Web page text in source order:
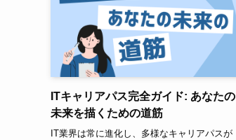
ITキャリアパス完全ガイド: あなたの
未来を描くための道筋
IT業界は常に進化し、多様なキャリアパスが